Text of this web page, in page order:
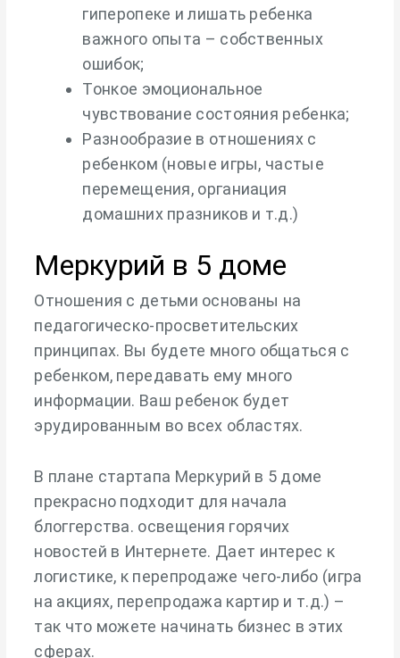
гиперопеке и лишать ребенка
важного опыта – собственных
ошибок;
Тонкое эмоциональное
чувствование состояния ребенка;
Разнообразие в отношениях с
ребенком (новые игры, частые
перемещения, органиация
домашних празников и т.д.)
Меркурий в 5 доме
Отношения с детьми основаны на
педагогическо-просветительских
принципах. Вы будете много общаться с
ребенком, передавать ему много
информации. Ваш ребенок будет
эрудированным во всех областях.
В плане стартапа Меркурий в 5 доме
прекрасно подходит для начала
блоггерства. освещения горячих
новостей в Интернете. Дает интерес к
логистике, к перепродаже чего-либо (игра
на акциях, перепродажа картир и т.д.) –
так что можете начинать бизнес в этих
сферах.